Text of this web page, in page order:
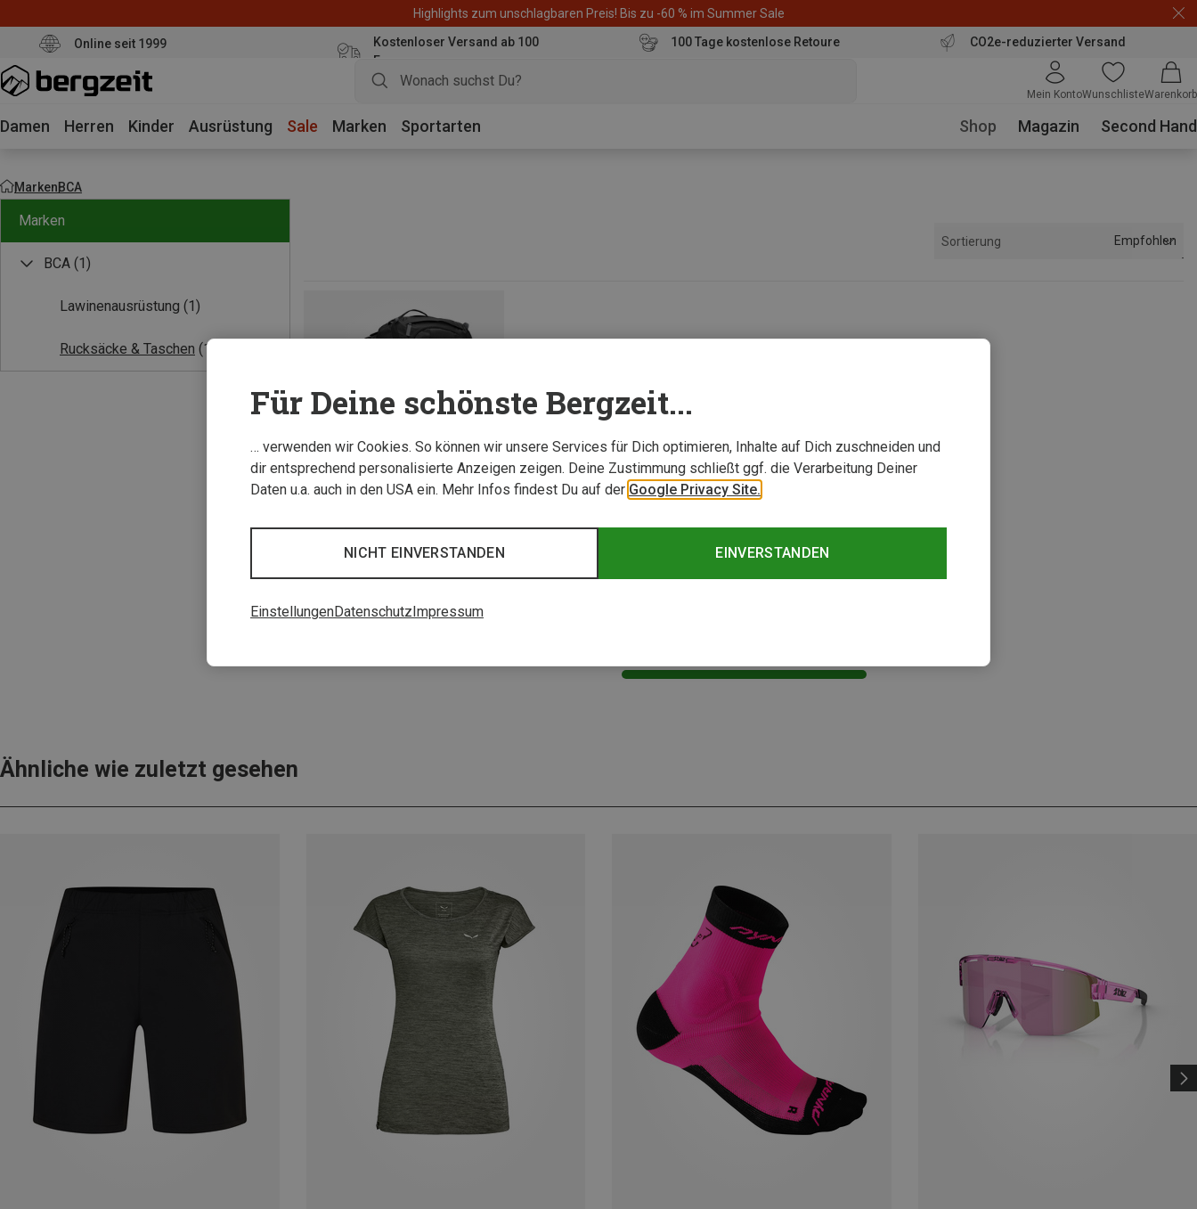
Highlights zum unschlagbaren Preis! Bis zu -60 % im Summer Sale
Online seit 1999
Kostenloser Versand ab 100
Euro
100 Tage kostenlose Retoure CO2e-reduzierter Versand
Mein KontoWunschlisteWarenkorb
Damen Herren Kinder Ausrüstung Sale Marken Sportarten Shop Magazin Second Hand
MarkenBCA
Marken
BCA (1)
Lawinenausrüstung (1)
Rucksäcke & Taschen (1)
Sortierung Empfohlen
Ähnliche wie zuletzt gesehen
Für Deine schönste Bergzeit...
… verwenden wir Cookies. So können wir unsere Services für Dich optimieren, Inhalte auf Dich zuschneiden und
dir entsprechend personalisierte Anzeigen zeigen. Deine Zustimmung schließt ggf. die Verarbeitung Deiner
Daten u.a. auch in den USA ein. Mehr Infos findest Du auf der Google Privacy Site.
EINVERSTANDEN
NICHT EINVERSTANDEN
EinstellungenDatenschutzImpressum